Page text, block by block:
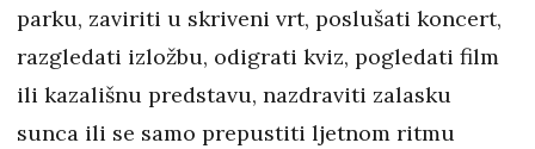
parku, zaviriti u skriveni vrt, poslušati koncert,
razgledati izložbu, odigrati kviz, pogledati film
ili kazališnu predstavu, nazdraviti zalasku
sunca ili se samo prepustiti ljetnom ritmu